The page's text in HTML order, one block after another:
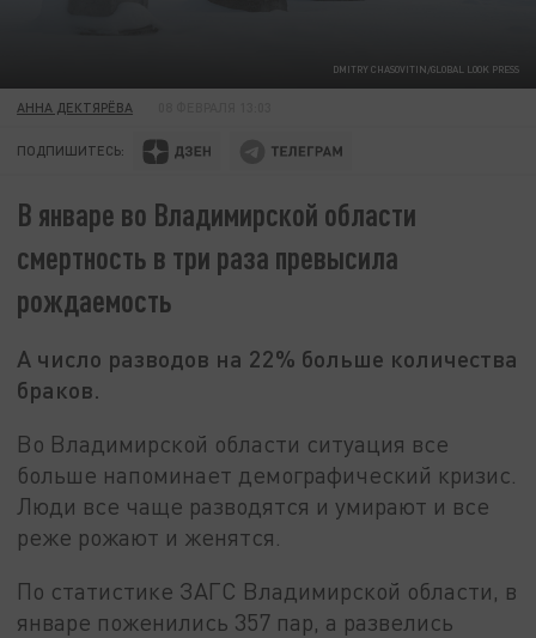
DMITRY CHASOVITIN/GLOBAL LOOK PRESS
АННА ДЕКТЯРЁВА
ПОДПИШИТЕСЬ:
В январе во Владимирской области
смертность в три раза превысила
рождаемость
А число разводов на 22% больше количества
браков.
Во Владимирской области ситуация все
больше напоминает демографический кризис.
Люди все чаще разводятся и умирают и все
реже рожают и женятся.
По статистике ЗАГС Владимирской области, в
январе поженились 357 пар, а развелись